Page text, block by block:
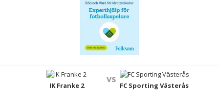
IK Franke 2
vs
FC Sporting Västerås